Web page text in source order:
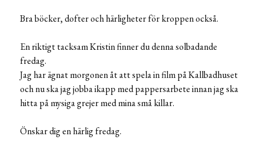
Bra böcker, dofter och härligheter för kroppen också.
En riktigt tacksam Kristin finner du denna solbadande
fredag.
Jag har ägnat morgonen åt att spela in film på Kallbadhuset
och nu ska jag jobba ikapp med pappersarbete innan jag ska
hitta på mysiga grejer med mina små killar.
Önskar dig en härlig fredag.